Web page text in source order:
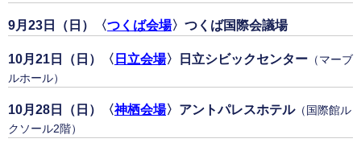
9月23日（日）〈つくば会場〉つくば国際会議場
10月21日（日）〈 日立会場〉日立シビックセンター （マーブ
ルホール）
10月28日（日） 〈神栖会場〉アントパレスホテル（国際館ル
クソール2階）